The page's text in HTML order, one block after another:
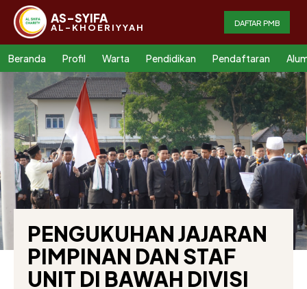
AS-SYIFA
AL-KHOERIYYAH DAFTAR PMB
Beranda Profil Warta Pendidikan Pendaftaran
PENGUKUHAN JAJARAN
PIMPINAN DAN STAF
UNIT DI BAWAH DIVISI